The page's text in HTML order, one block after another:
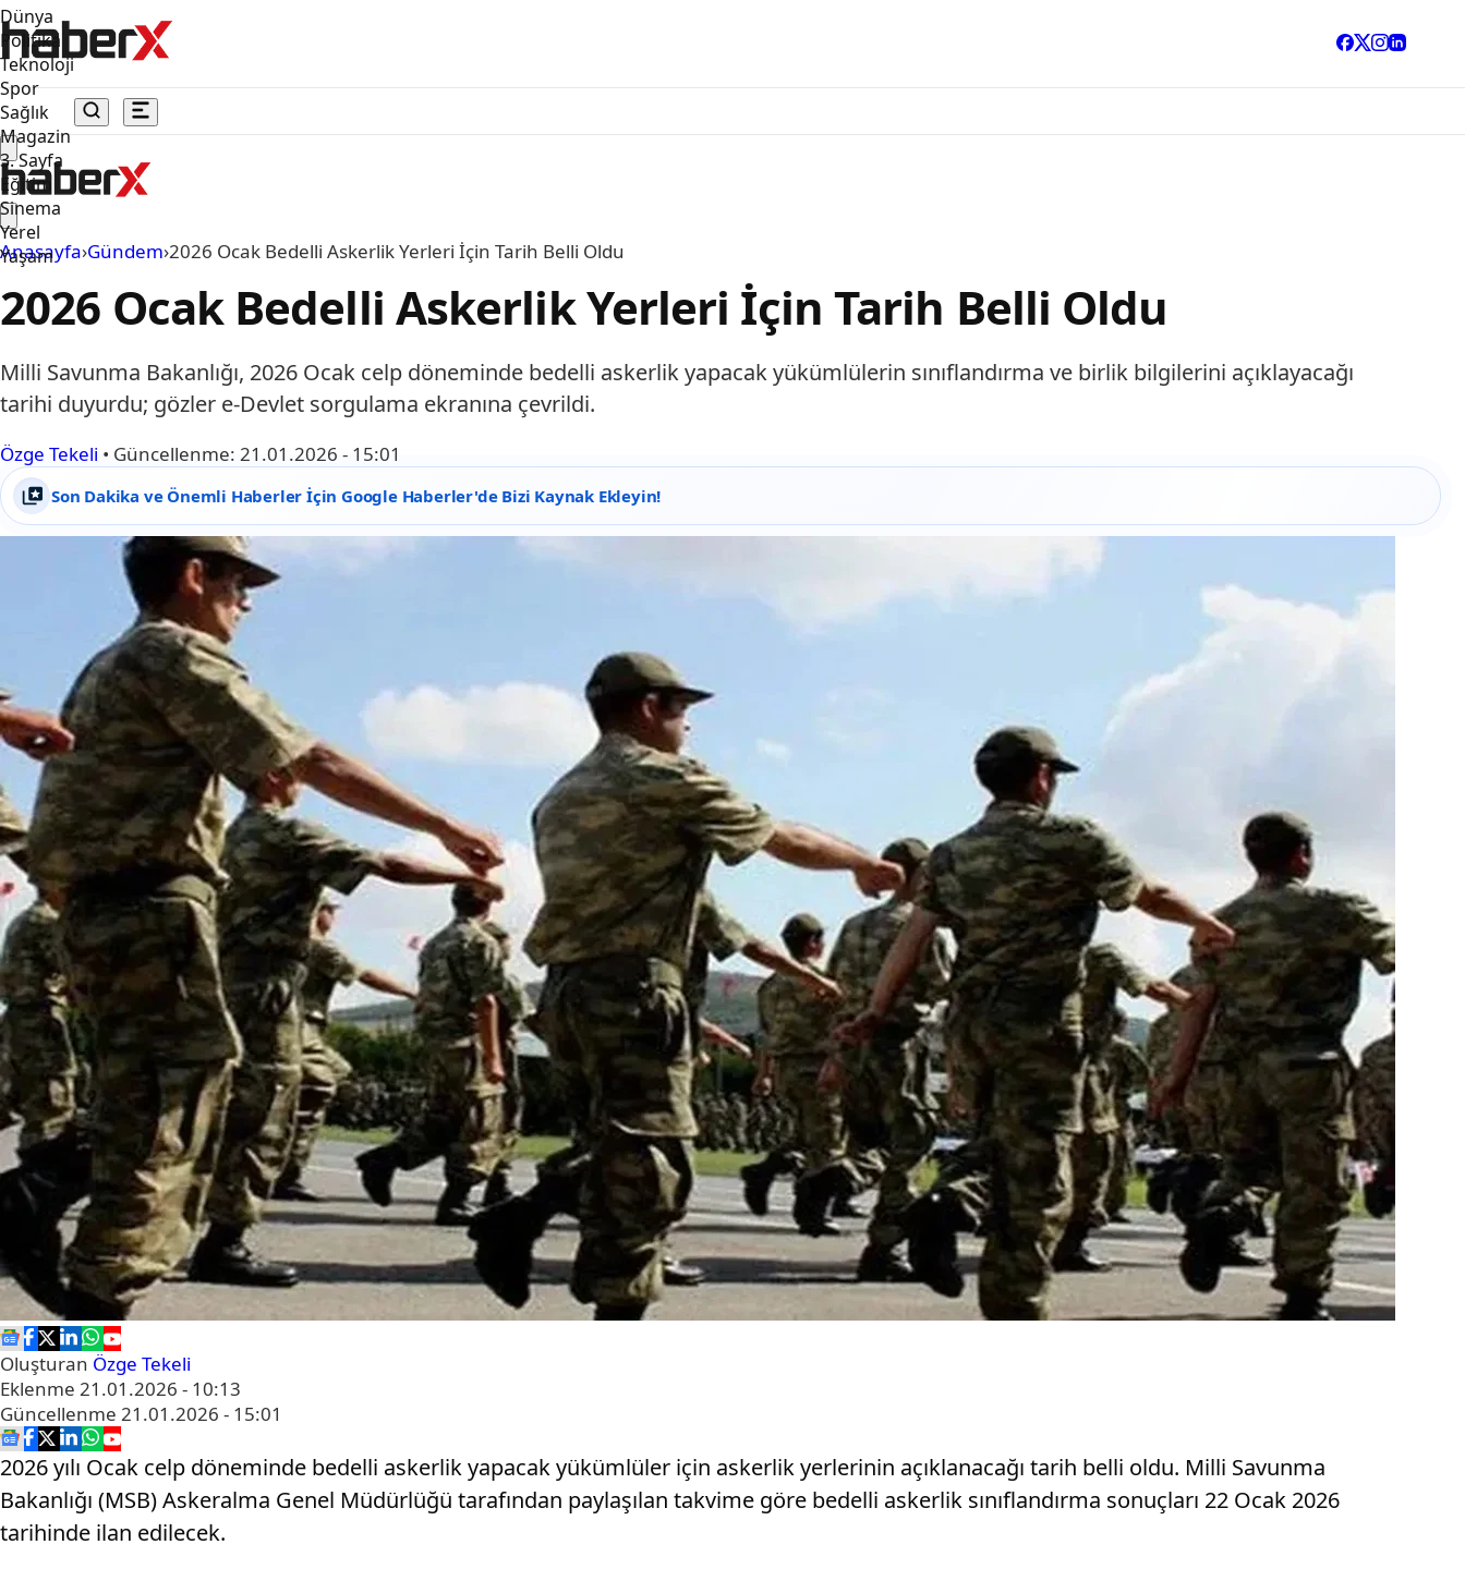
Dünya
Politika
Teknoloji
Spor
Sağlık
Magazin
3. Sayfa
Eğitim
Sinema
Yerel
Yaşam
Anasayfa›Gündem›2026 Ocak Bedelli Askerlik Yerleri İçin Tarih Belli Oldu
2026 Ocak Bedelli Askerlik Yerleri İçin Tarih Belli Oldu
Milli Savunma Bakanlığı, 2026 Ocak celp döneminde bedelli askerlik yapacak yükümlülerin sınıflandırma ve birlik bilgilerini açıklayacağı
tarihi duyurdu; gözler e-Devlet sorgulama ekranına çevrildi.
Özge Tekeli • Güncellenme: 21.01.2026 - 15:01
Son Dakika ve Önemli Haberler İçin Google Haberler'de Bizi Kaynak Ekleyin!
Oluşturan Özge Tekeli
Eklenme 21.01.2026 - 10:13
Güncellenme 21.01.2026 - 15:01
2026 yılı Ocak celp döneminde bedelli askerlik yapacak yükümlüler için askerlik yerlerinin açıklanacağı tarih belli oldu. Milli Savunma
Bakanlığı (MSB) Askeralma Genel Müdürlüğü tarafından paylaşılan takvime göre bedelli askerlik sınıflandırma sonuçları 22 Ocak 2026
tarihinde ilan edilecek.